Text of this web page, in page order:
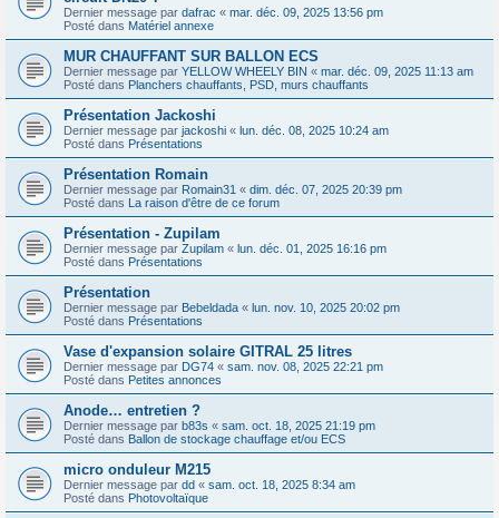
Dernier message par dafrac « mar. déc. 09, 2025 13:56 pm
Posté dans Matériel annexe
MUR CHAUFFANT SUR BALLON ECS
Dernier message par YELLOW WHEELY BIN « mar. déc. 09, 2025 11:13 am
Posté dans Planchers chauffants, PSD, murs chauffants
Présentation Jackoshi
Dernier message par jackoshi « lun. déc. 08, 2025 10:24 am
Posté dans Présentations
Présentation Romain
Dernier message par Romain31 « dim. déc. 07, 2025 20:39 pm
Posté dans La raison d'être de ce forum
Présentation - Zupilam
Dernier message par Zupilam « lun. déc. 01, 2025 16:16 pm
Posté dans Présentations
Présentation
Dernier message par Bebeldada « lun. nov. 10, 2025 20:02 pm
Posté dans Présentations
Vase d'expansion solaire GITRAL 25 litres
Dernier message par DG74 « sam. nov. 08, 2025 22:21 pm
Posté dans Petites annonces
Anode… entretien ?
Dernier message par b83s « sam. oct. 18, 2025 21:19 pm
Posté dans Ballon de stockage chauffage et/ou ECS
micro onduleur M215
Dernier message par dd « sam. oct. 18, 2025 8:34 am
Posté dans Photovoltaïque